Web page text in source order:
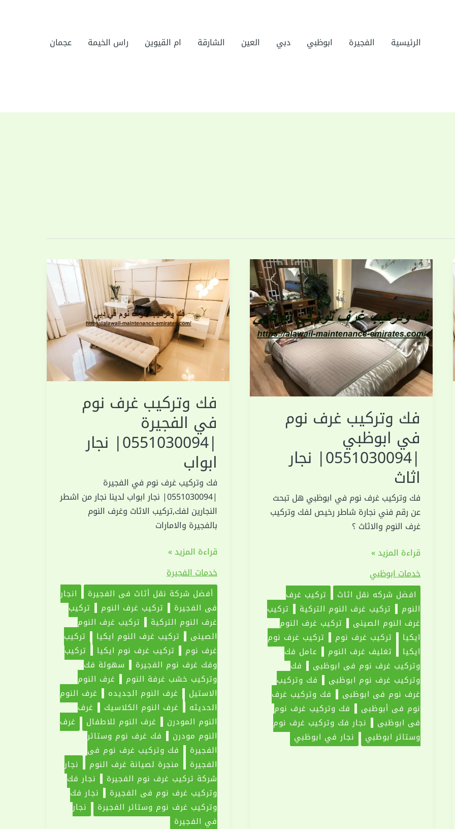
الرئيسية الفجيرة ابوظبي دبي العين الشارقة ام القيوين راس الخيمة عجمان
فك وتركيب غرف نوم
في ابوظبي
|0551030094| نجار
اثاث
فك وتركيب غرف نوم في ابوظبي هل تبحث
عن رقم فني نجارة شاطر رخيص لفك وتركيب
غرف النوم والاثاث ؟
فك
وتركيب
غرف
نوم
في
ابوظبي
|0551030094|
نجار
اثاث
قراءة المزيد »
خدمات ابوظبي
افضل شركه نقل اثاث
تركيب غرف
النوم
تركيب غرف النوم التركية
تركيب
غرف النوم الصيني
تركيب غرف النوم
ايكيا
تركيب غرف نوم
تركيب غرف نوم
ايكيا
‏تغليف غرف النوم
‏عامل فك
وتركيب غرف نوم فى ابوظبي
فك
وتركيب غرف نوم ابوظبي
فك وتركيب
غرف نوم فى ابوظبى
فك وتركيب غرف
نوم في أبوظبي
فك وتركيب غرف نوم
في ابوظبي
نجار فك وتركيب غرف نوم
وستائر ابوظبي
نجار في ابوظبي
فك وتركيب غرف نوم
في الفجيرة
|0551030094| نجار
ابواب
فك وتركيب غرف نوم في الفجيرة
|0551030094| نجار ابواب لدينا نجار من اشطر
النجارين لفك,تركيب الاثاث وغرف النوم
بالفجيرة والامارات
فك
وتركيب
غرف
نوم
في
الفجيرة
|0551030094|
نجار
ابواب
قراءة المزيد »
خدمات الفجيرة
أفضل شركة نقل أثاث في الفجيرة
انجار
في الفجيرة
تركيب غرف النوم
تركيب
غرف النوم التركية
تركيب غرف النوم
الصيني
تركيب غرف النوم ايكيا
تركيب
غرف نوم
تركيب غرف نوم ايكيا
تركيب
وفك غرف نوم الفجيرة
سهولة فك
وتركيب خشب غرفة النوم
غرف النوم
الاستيل
غرف النوم الجديده
غرف النوم
الحديثه
غرف النوم الكلاسيك
غرف
النوم المودرن
غرف النوم للاطفال
غرف
النوم مودرن
فك غرف نوم وستائر
الفجيرة
فك وتركيب غرف نوم في
الفجيرة
منجرة لصيانة غرف النوم
نجار
شركة تركيب غرف نوم الفجيرة
‏نجار فك
وتركيب غرف نوم في الفجيرة
نجار فك
وتركيب غرف نوم وستائر الفجيرة
نجار
في الفجيرة